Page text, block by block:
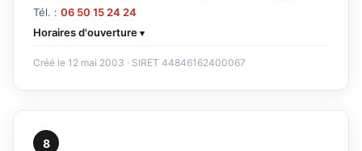
Tél. : 06 50 15 24 24
Horaires d'ouverture
Créé le 12 mai 2003 · SIRET 44846162400067
8